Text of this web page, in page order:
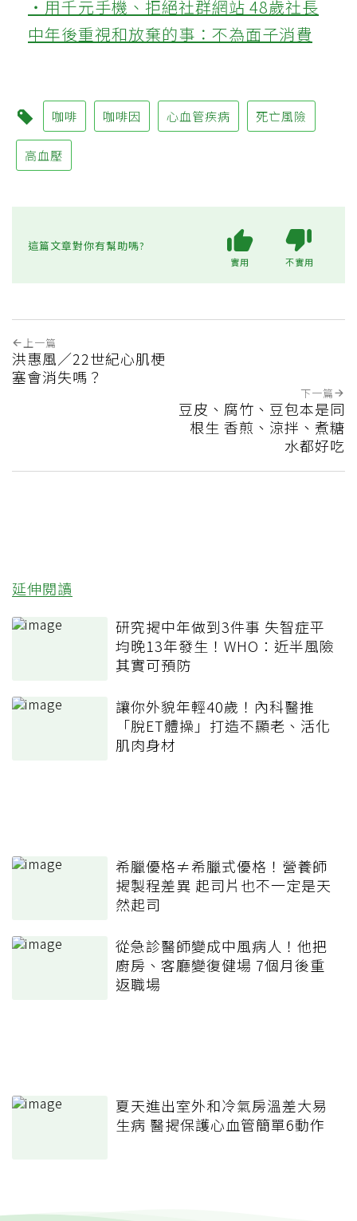
‧用千元手機、拒絕社群網站 48歲社長
中年後重視和放棄的事：不為面子消費
咖啡 咖啡因 心血管疾病 死亡風險
高血壓
這篇文章對你有幫助嗎?
實用 不實用
上一篇
洪惠風／22世紀心肌梗
塞會消失嗎？
下一篇
豆皮、腐竹、豆包本是同
根生 香煎、涼拌、煮糖
水都好吃
延伸閱讀
研究揭中年做到3件事 失智症平
均晚13年發生！WHO：近半風險
其實可預防
讓你外貌年輕40歲！內科醫推
「脫ET體操」打造不顯老、活化
肌肉身材
希臘優格≠希臘式優格！營養師
揭製程差異 起司片也不一定是天
然起司
從急診醫師變成中風病人！他把
廚房、客廳變復健場 7個月後重
返職場
夏天進出室外和冷氣房溫差大易
生病 醫揭保護心血管簡單6動作